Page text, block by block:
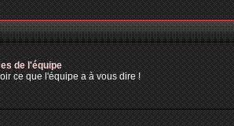
de l'équipe
ce que l'équipe a à vous dire !